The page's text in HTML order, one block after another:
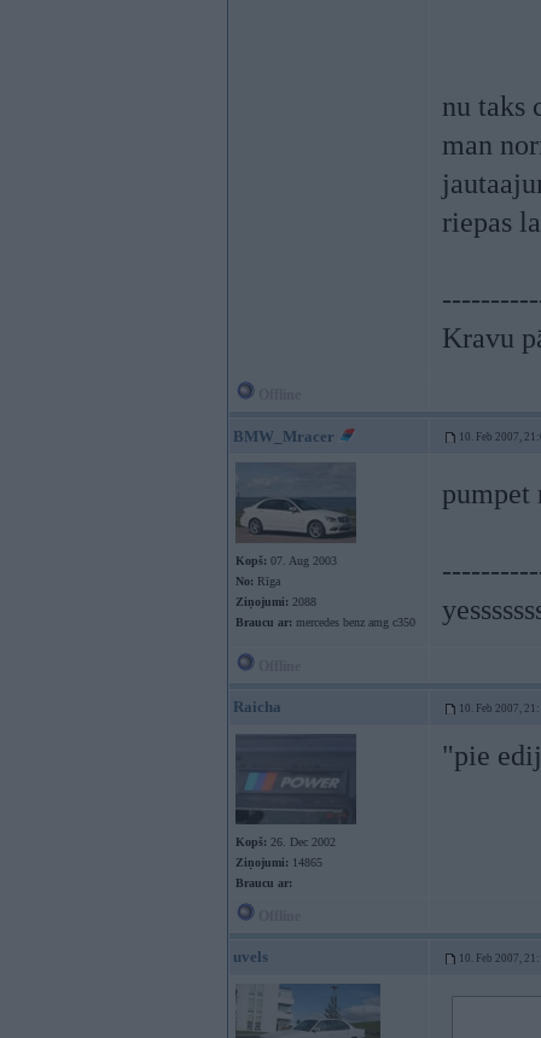
nu taks
man
riepas
Kravu
BMW_Mracer 10. Feb 2007,
Kopš: 07. Aug 2003
No: Rīga
Ziņojumi: 2088
Braucu ar: mercedes benz amg c350
pumpet
Raicha 10. Feb 2007,
Kopš: 26. Dec 2002
Ziņojumi: 14865
Braucu ar:
"pie
uvels 10. Feb 2007,